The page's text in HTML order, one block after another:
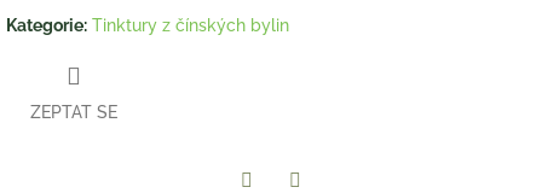
Kategorie: Tinktury z čínských bylin
ZEPTAT SE